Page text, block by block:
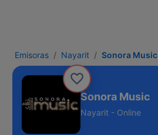
Emisoras Nayarit Sonora Music
Sonora Music
Nayarit - Online